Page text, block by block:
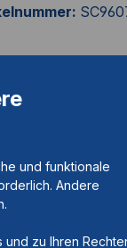
L=6mm,
und funktionale
Andere
zu Ihren